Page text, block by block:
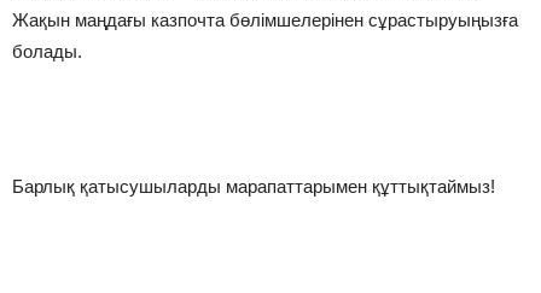
Жақын маңдағы казпочта бөлімшелерінен сұрастыруыңызға
болады.
Барлық қатысушыларды марапаттарымен құттықтаймыз!